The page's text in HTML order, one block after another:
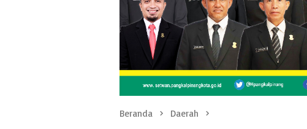
Beranda Daerah